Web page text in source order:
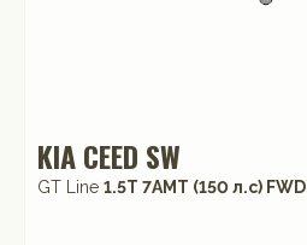
KIA CEED SW
GT Line 1.5T 7AMT (150 л.с) FWD